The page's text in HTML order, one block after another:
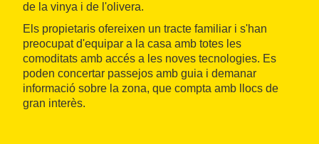
de la vinya i de l'olivera.
Els propietaris ofereixen un tracte familiar i s'han
preocupat d'equipar a la casa amb totes les
comoditats amb accés a les noves tecnologies. Es
poden concertar passejos amb guia i demanar
informació sobre la zona, que compta amb llocs de
gran interès.